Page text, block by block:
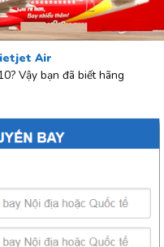
Air
Vậy bạn đã biết hãng